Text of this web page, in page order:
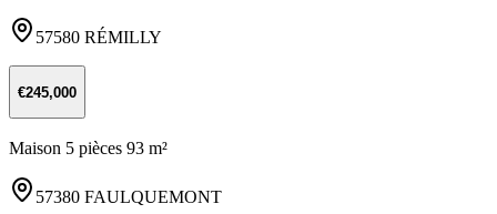
57580 RÉMILLY
€245,000
Maison 5 pièces 93 m²
57380 FAULQUEMONT